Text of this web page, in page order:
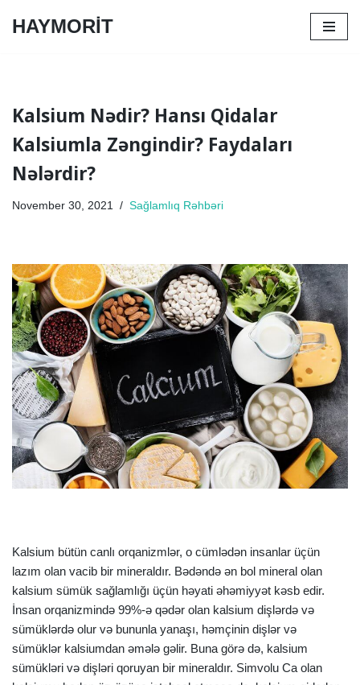
HAYMORİT
Kalsium Nədir? Hansı Qidalar
Kalsiumla Zəngindir? Faydaları
Nələrdir?
November 30, 2021 Sağlamlıq Rəhbəri
Kalsium bütün canlı orqanizmlər, o cümlədən insanlar üçün
lazım olan vacib bir mineraldır. Bədəndə ən bol mineral olan
kalsium sümük sağlamlığı üçün həyati əhəmiyyət kəsb edir.
İnsan orqanizmində 99%-ə qədər olan kalsium dişlərdə və
sümüklərdə olur və bununla yanaşı, həmçinin dişlər və
sümüklər kalsiumdan əmələ gəlir. Buna görə də, kalsium
sümükləri və dişləri qoruyan bir mineraldır. Simvolu Ca olan